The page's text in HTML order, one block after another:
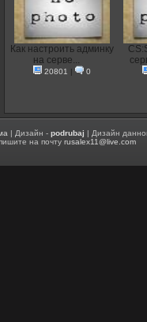
Как настроить админку
на серве...
20801 | 0
| Дизайн -podrubaj | Дизайн
на почтуrusalex11@live.com